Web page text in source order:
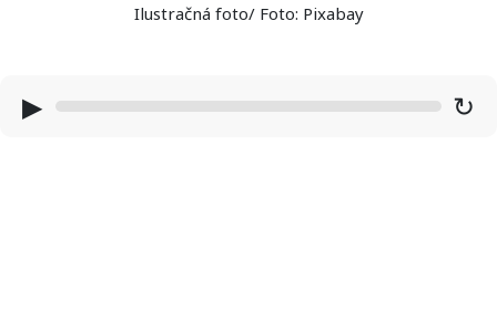
Ilustračná foto/ Foto: Pixabay
▶ ↻